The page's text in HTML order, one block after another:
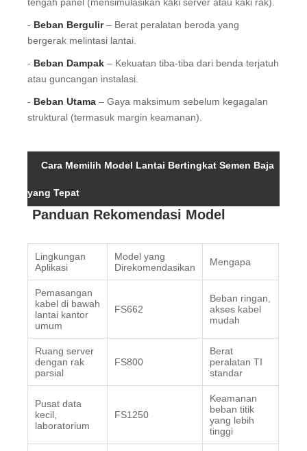
tengah panel (mensimulasikan kaki server atau kaki rak).
- Beban Bergulir– Berat peralatan beroda yang
bergerak melintasi lantai.
- Beban Dampak – Kekuatan tiba-tiba dari benda terjatuh
atau guncangan instalasi.
- Beban Utama – Gaya maksimum sebelum kegagalan
struktural (termasuk margin keamanan).
Cara Memilih Model Lantai Bertingkat Semen Baja
yang Tepat
Panduan Rekomendasi Model
Lingkungan
Aplikasi
Model yang
Direkomendasikan
Mengapa
Pemasangan
kabel di bawah
lantai kantor
umum
FS662
Beban ringan,
akses kabel
mudah
Ruang server
dengan rak
parsial
FS800
Berat
peralatan TI
standar
Pusat data
kecil,
laboratorium
FS1250
Keamanan
beban titik
yang lebih
tinggi